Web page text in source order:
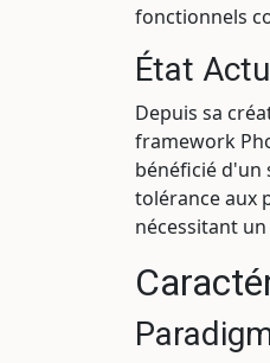
fonctionnels
État
Depuis sa
framework
bénéficié d'un
tolérance aux
nécessitant